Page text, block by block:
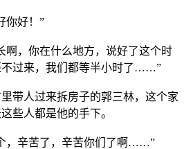
你好！”
啊，你在什么地方，说好了这个时
不过来，我们都等半小时了……”
带人过来拆房子的郭三林，这个家
些人都是他的手下。
，辛苦了，辛苦你们了啊……”